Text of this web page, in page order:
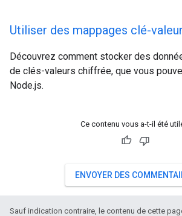
Utiliser des mappages clé-valeur
Découvrez comment stocker des
de clés-valeurs chiffrée, que vous
Node.js.
Ce contenu vous a-t-il été
ENVOYER DES
Sauf indication contraire, le contenu de cette